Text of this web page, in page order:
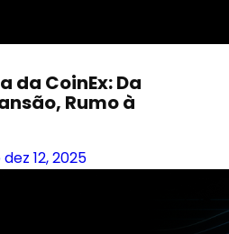
da CoinEx: Da
Rumo à
dez 12, 2025